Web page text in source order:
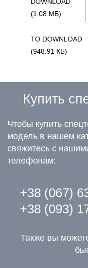
(1.08 МБ)
TO DOWNLOAD
(948.91 КБ)
Купить
Чтобы купить
модель в нашем
свяжитесь с
телефонам:
+38 (067)
+38 (093)
Также вы